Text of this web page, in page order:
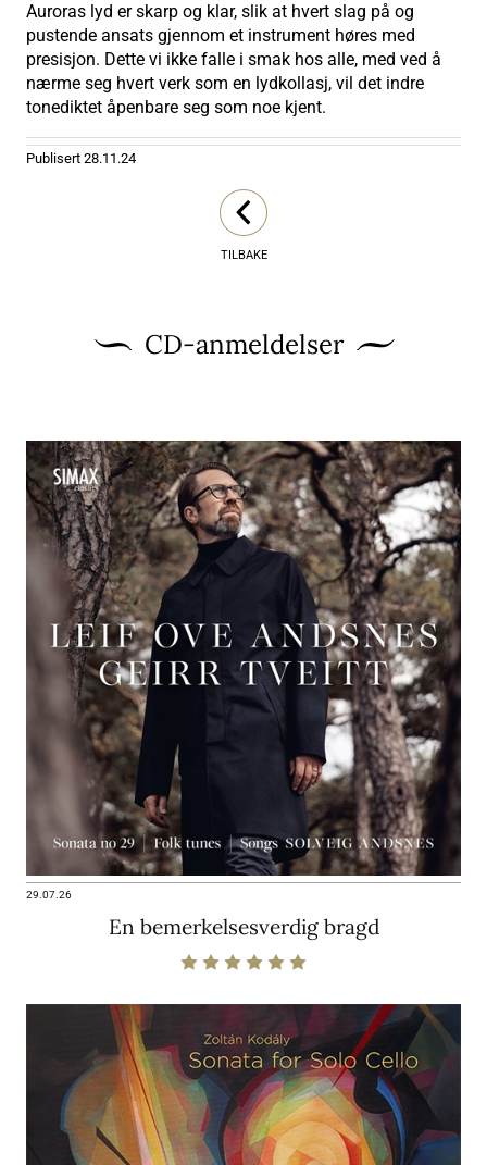
Auroras lyd er skarp og klar, slik at hvert slag på og
pustende ansats gjennom et instrument høres med
presisjon. Dette vi ikke falle i smak hos alle, med ved å
nærme seg hvert verk som en lydkollasj, vil det indre
tonediktet åpenbare seg som noe kjent.
Publisert 28.11.24
TILBAKE
CD-anmeldelser
29.07.26
En bemerkelsesverdig bragd